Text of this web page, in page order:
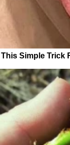
This Simple Trick